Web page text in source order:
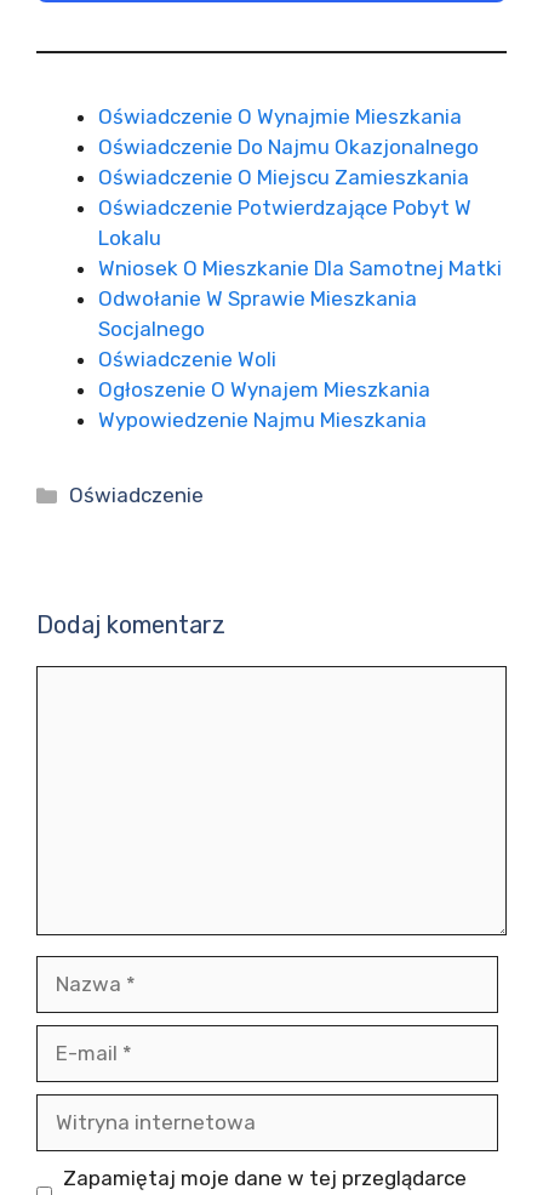
Oświadczenie O Wynajmie Mieszkania
Oświadczenie Do Najmu Okazjonalnego
Oświadczenie O Miejscu Zamieszkania
Oświadczenie Potwierdzające Pobyt W
Lokalu
Wniosek O Mieszkanie Dla Samotnej Matki
Odwołanie W Sprawie Mieszkania
Socjalnego
Oświadczenie Woli
Ogłoszenie O Wynajem Mieszkania
Wypowiedzenie Najmu Mieszkania
Kategorie
Oświadczenie
Dodaj komentarz
internetowa
Zapamiętaj moje dane w tej przeglądarce